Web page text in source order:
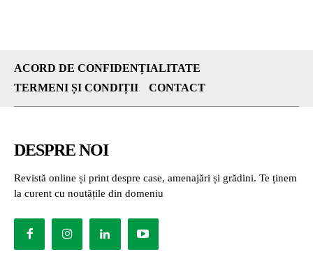
ACORD DE CONFIDENȚIALITATE
TERMENI ȘI CONDIȚII
CONTACT
DESPRE NOI
Revistă online și print despre case, amenajări și grădini. Te ținem
la curent cu noutățile din domeniu